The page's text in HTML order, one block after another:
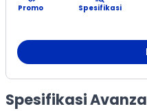
Promo Spesifikasi
Spesifikasi Avanza